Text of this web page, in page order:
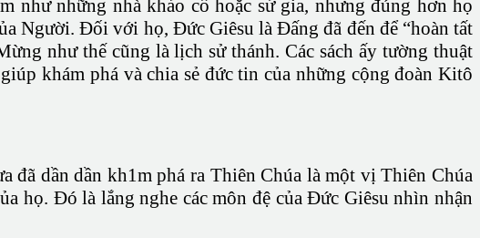
như những nhà khảo cổ hoặc sử gia, nhưng đúng hơn họ
Người. Đối với họ, Đức Giêsu là Đấng đã đến để “hoàn tất
như thế cũng là lịch sử thánh. Các sách ấy tường thuật
khám phá và chia sẻ đức tin của những cộng đoàn Kitô
dần dần kh1m phá ra Thiên Chúa là một vị Thiên Chúa
họ. Đó là lắng nghe các môn đệ của Đức Giêsu nhìn nhận